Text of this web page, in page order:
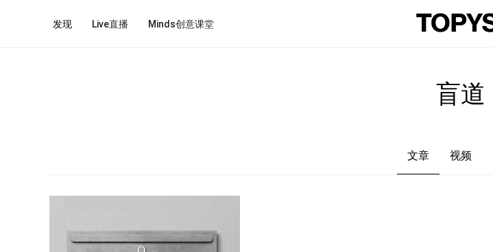
发现 Live直播 Minds创意课堂
文章 视频